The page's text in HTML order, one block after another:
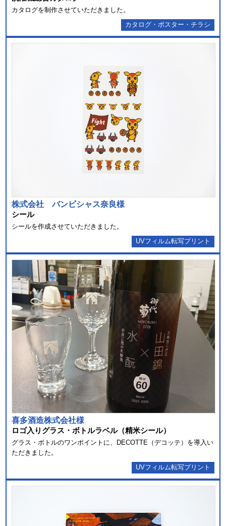
カタログを制作させていただきました。
カタログ・ポスター・チラシ
株式会社 バンビシャス奈良様
シール
シールを作成させていただきました。
UVフィルム転写プリント
喜多酒造株式会社様
ロゴ⼊りグラス・ボトルラベル（精⽶シール）
グラス・ボトルのワンポイントに、DECOTTE（デコッテ）を導⼊い
ただきました。
UVフィルム転写プリント